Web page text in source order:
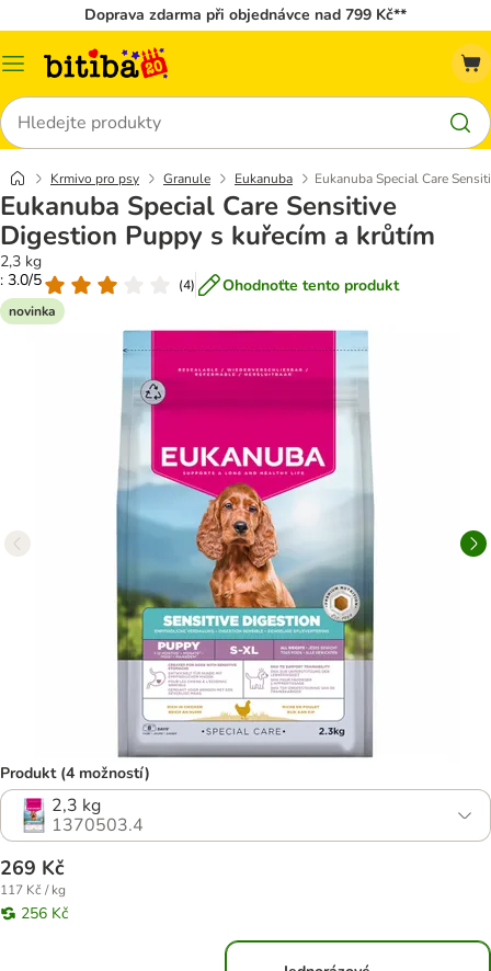
Doprava zdarma při objednávce nad 799 Kč**
Kategorie
Hledat
Krmivo pro psy Granule Eukanuba Eukanuba Special Care
Eukanuba Special Care Sensitive
Digestion Puppy s kuřecím a krůtím
2,3 kg
: 3.0/5
(4) Ohodnoťte tento produkt
novinka
Produkt (4 možností)
2,3 kg
1370503.4
269 Kč
117 Kč / kg
256 Kč